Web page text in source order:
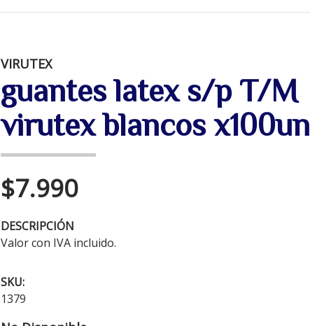
VIRUTEX
guantes latex s/p T/M
virutex blancos x100un
$7.990
DESCRIPCIÓN
Valor con IVA incluido.
SKU:
1379